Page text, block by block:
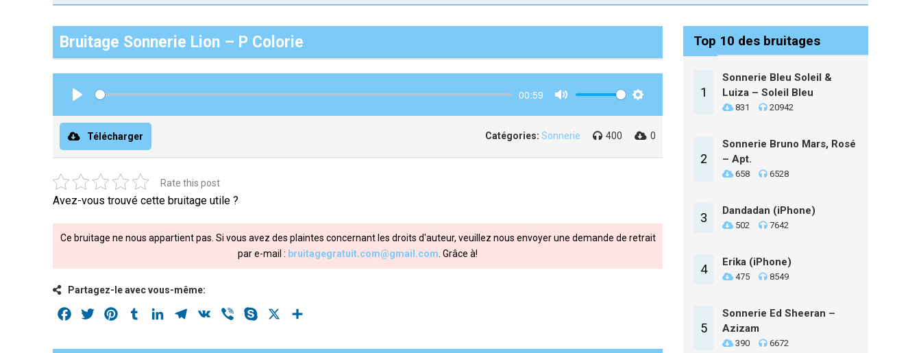
Bruitage Sonnerie Lion – P Colorie
00:59
Télécharger Catégories: Sonnerie 400 0
Rate this post
Avez-vous trouvé cette bruitage utile ?
Ce bruitage ne nous appartient pas. Si vous avez des plaintes concernant les droits d'auteur, veuillez nous envoyer une demande de retrait
par e-mail : bruitagegratuit.com@gmail.com . Grâce à!
Partagez-le avec vous-même:
Facebook
Twitter PinterestTumblrLinkedInTelegram
VK Viber Skype
Top 10 des bruitages
1
Sonnerie Bleu Soleil &
Luiza – Soleil Bleu
831 20942
2
Sonnerie Bruno Mars, Rosé
– Apt.
658 6528
3 Dandadan (iPhone)
502 7642
4 Erika (iPhone)
475 8549
5
Sonnerie Ed Sheeran –
Azizam
390 6672